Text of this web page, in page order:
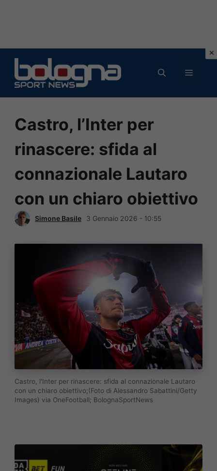
contenuto
MENU
Castro, l’Inter per
rinascere: sfida al
connazionale Lautaro
con un chiaro obiettivo
Simone Basile 3 Gennaio 2026 - 10:55
Castro, l'Inter per rinascere: sfida al connazionale Lautaro
con un chiaro obiettivo;(Foto di Alessandro Sabattini/Getty
Images) via OneFootball; BolognaSportNews